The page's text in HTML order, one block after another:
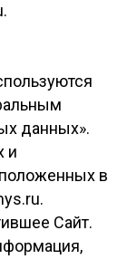
данных».
и
в
Сайт.